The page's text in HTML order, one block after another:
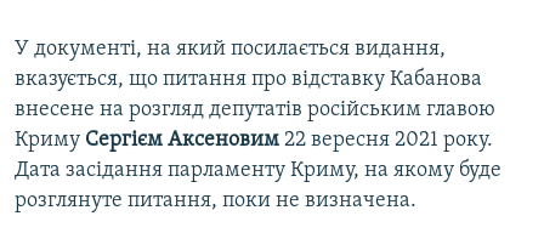
У документі, на який посилається видання,
вказується, що питання про відставку Кабанова
внесене на розгляд депутатів російським главою
Криму Сергієм Аксеновим 22 вересня 2021 року.
Дата засідання парламенту Криму, на якому буде
розглянуте питання, поки не визначена.